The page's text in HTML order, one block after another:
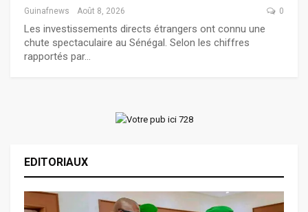
Guinafnews Août 8, 2026 0
Les investissements directs étrangers ont connu une
chute spectaculaire au Sénégal. Selon les chiffres
rapportés par…
EDITORIAUX